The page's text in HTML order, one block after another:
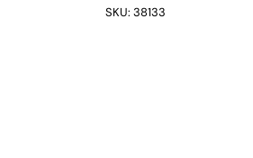
SKU: 38133